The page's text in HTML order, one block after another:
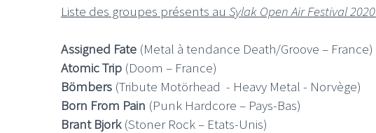
Liste des groupes présents au Sylak Open Air Festival 2020
Assigned Fate (Metal à tendance Death/Groove – France)
Atomic Trip (Doom – France)
Bömbers (Tribute Motörhead - Heavy Metal - Norvège)
Born From Pain (Punk Hardcore – Pays-Bas)
Brant Bjork (Stoner Rock – Etats-Unis)